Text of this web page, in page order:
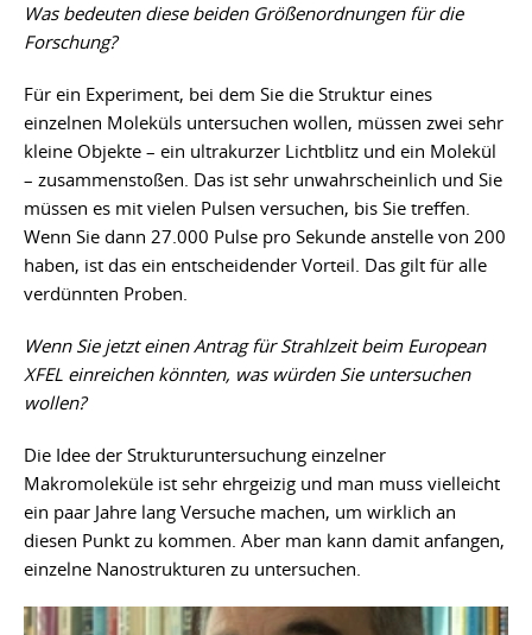
Was bedeuten diese beiden Größenordnungen für die
Forschung?
Für ein Experiment, bei dem Sie die Struktur eines
einzelnen Moleküls untersuchen wollen, müssen zwei sehr
kleine Objekte – ein ultrakurzer Lichtblitz und ein Molekül
– zusammenstoßen. Das ist sehr unwahrscheinlich und Sie
müssen es mit vielen Pulsen versuchen, bis Sie treffen.
Wenn Sie dann 27.000 Pulse pro Sekunde anstelle von 200
haben, ist das ein entscheidender Vorteil. Das gilt für alle
verdünnten Proben.
Wenn Sie jetzt einen Antrag für Strahlzeit beim European
XFEL einreichen könnten, was würden Sie untersuchen
wollen?
Die Idee der Strukturuntersuchung einzelner
Makromoleküle ist sehr ehrgeizig und man muss vielleicht
ein paar Jahre lang Versuche machen, um wirklich an
diesen Punkt zu kommen. Aber man kann damit anfangen,
einzelne Nanostrukturen zu untersuchen.